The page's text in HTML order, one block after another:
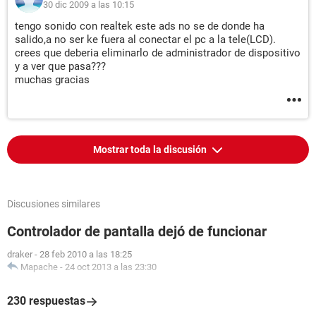
Almacenamiento:
Controlador IDE Controladora estándar PCI IDE de doble
canal
Controlador IDE NVIDIA nForce Serial ATA Controller
Controlador de almacenamiento Iniciador iSCSI de Microsoft
Disco rígido Generic- SM/xD-Picture USB Device
Disco rígido ST350082 0AS SCSI Disk Device (500 GB, 7200
RPM, SATA-II)
Disco óptico Optiarc DVD RW AD-7200S SCSI CdRom Device
(DVD+R9:8x, DVD-R9:12x, DVD+RW:20x/8x, DVD-RW:20x/6x,
DVD-RAM:12x, DVD-ROM:16x, CD:48x/32x/48x
DVD+RW/DVD-RW/DVD-RAM)
Estado SMART de los discos rígidos OK
Particiones:
C: (NTFS) [ TRIAL VERSION ]
30 dic 2009 a las 10:15
tengo sonido con realtek este ads no se de donde ha
salido,a no ser ke fuera al conectar el pc a la tele(LCD).
crees que deberia eliminarlo de administrador de dispositivo
y a ver que pasa???
muchas gracias
Mostrar toda la discusión
Discusiones similares
Controlador de pantalla dejó de funcionar
draker - 28 feb 2010 a las 18:25
Mapache - 24 oct 2013 a las 23:30
230 respuestas